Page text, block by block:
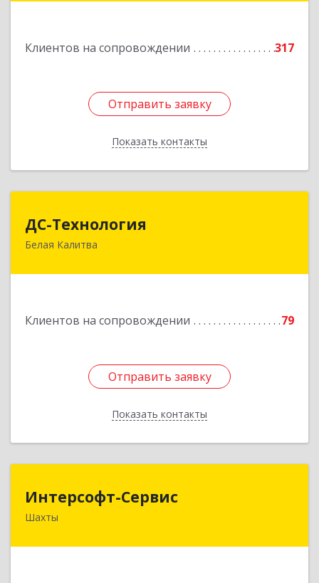
Клиентов на сопровождении 317
Отправить заявку
Показать контакты
Подробнее
Отправить заявку
Назад
ДС-Технология
Белая Калитва
Клиентов на сопровождении 79
Отправить заявку
Показать контакты
347045, Ростовская обл, Белокалитвинский р-н,
Отправить заявку
Назад
Интерсофт-Сервис
Шахты
346480, Ростовская обл, Шахты г, Советская ул,